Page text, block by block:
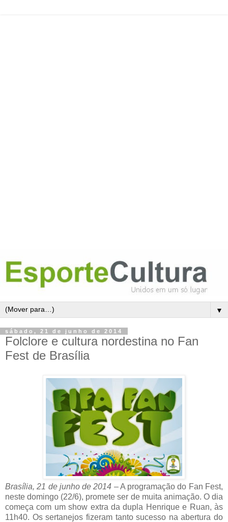
▼
sábado, 21 de junho de 2014
Folclore e cultura nordestina no Fan
Fest de Brasília
Brasília, 21 de junho de 2014 –A programação do Fan Fest,
neste domingo (22/6), promete ser de muita animação. O dia
começa com um show extra da dupla Henrique e Ruan, às
11h40. Os sertanejos fizeram tanto sucesso na abertura do